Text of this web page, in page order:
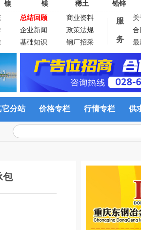
镍 镁 稀土 铅锌
总结回顾
商业资料
企业新闻
政策法规
基础知识 钢厂招采
服
务
关
合
最
它分站 价格专栏 行情专栏 供
包